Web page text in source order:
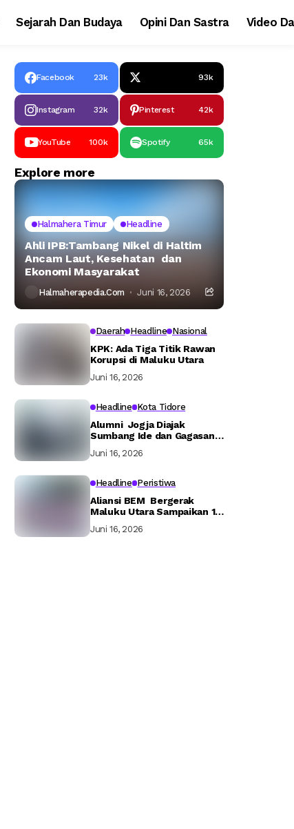
Sejarah Dan Budaya Opini Dan Sastra Video
Facebook 23k 93k
Instagram 32k Pinterest 42k
YouTube 100k Spotify 65k
Explore more
Halmahera Timur Headline
Ahli IPB:Tambang Nikel di Haltim
Ancam Laut, Kesehatan dan
Ekonomi Masyarakat
Halmaherapedia.com Juni 16, 2026
Daerah Headline Nasional
KPK: Ada Tiga Titik Rawan
Korupsi di Maluku Utara
Juni 16, 2026
Headline Kota Tidore
Alumni Jogja Diajak
Sumbang Ide dan Gagasan
Juni 16, 2026
Headline Peristiwa
Aliansi BEM Bergerak
Maluku Utara Sampaikan 16
Juni 16, 2026